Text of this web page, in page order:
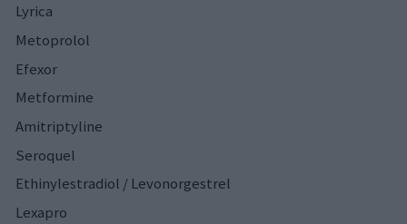
Lyrica
Metoprolol
Efexor
Metformine
Amitriptyline
Seroquel
Ethinylestradiol / Levonorgestrel
Lexapro